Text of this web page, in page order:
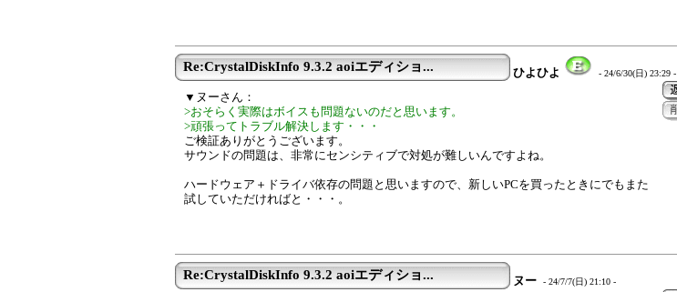
Re:CrystalDiskInfo 9.3.2 aoiエディショ... ひよひよ - 24/6/30(日) 23:29 -
▼ヌーさん：
>おそらく実際はボイスも問題ないのだと思います。
>頑張ってトラブル解決します・・・
ご検証ありがとうございます。
サウンドの問題は、非常にセンシティブで対処が難しいんですよね。
ハードウェア＋ドライバ依存の問題と思いますので、新しいPCを買ったときにでもまた
試していただければと・・・。
Re:CrystalDiskInfo 9.3.2 aoiエディショ... ヌー - 24/7/7(日) 21:10 -